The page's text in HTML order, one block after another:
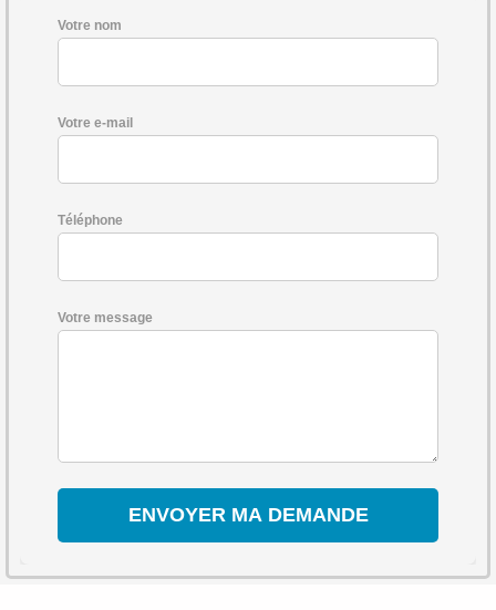
Votre nom
Votre e-mail
Téléphone
Votre message